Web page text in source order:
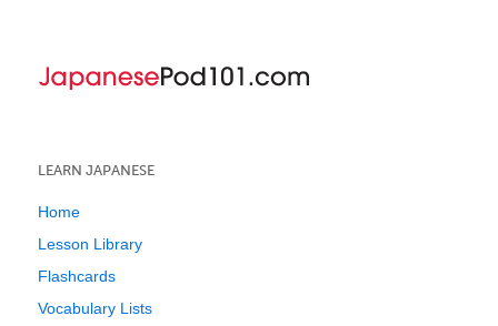
LEARN JAPANESE
Home
Lesson Library
Flashcards
Vocabulary Lists